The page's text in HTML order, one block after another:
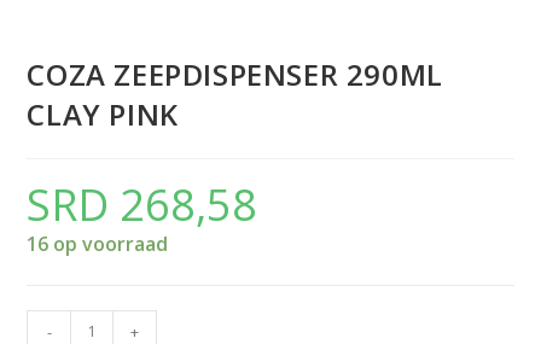
COZA ZEEPDISPENSER 290ML
CLAY PINK
SRD 268,58
16 op voorraad
- +